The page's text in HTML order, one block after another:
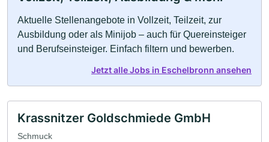
Aktuelle Stellenangebote in Vollzeit, Teilzeit, zur
Ausbildung oder als Minijob – auch für Quereinsteiger
und Berufseinsteiger. Einfach filtern und bewerben.
Jetzt alle Jobs in Eschelbronn ansehen
Krassnitzer Goldschmiede GmbH
Schmuck